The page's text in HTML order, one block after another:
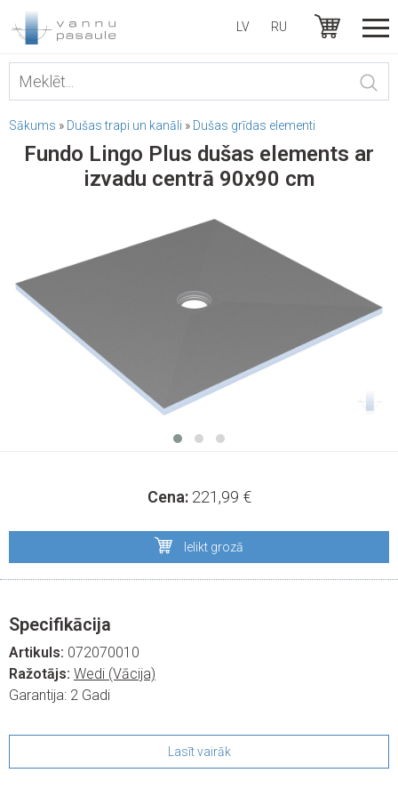
LV RU
Sākums » Dušas trapi un kanāli » Dušas grīdas elementi
Fundo Lingo Plus dušas elements ar
izvadu centrā 90x90 cm
Cena: 221,99 €
Ielikt grozā
Specifikācija
Artikuls: 072070010
Ražotājs: Wedi (Vācija)
Garantija: 2 Gadi
Lasīt vairāk